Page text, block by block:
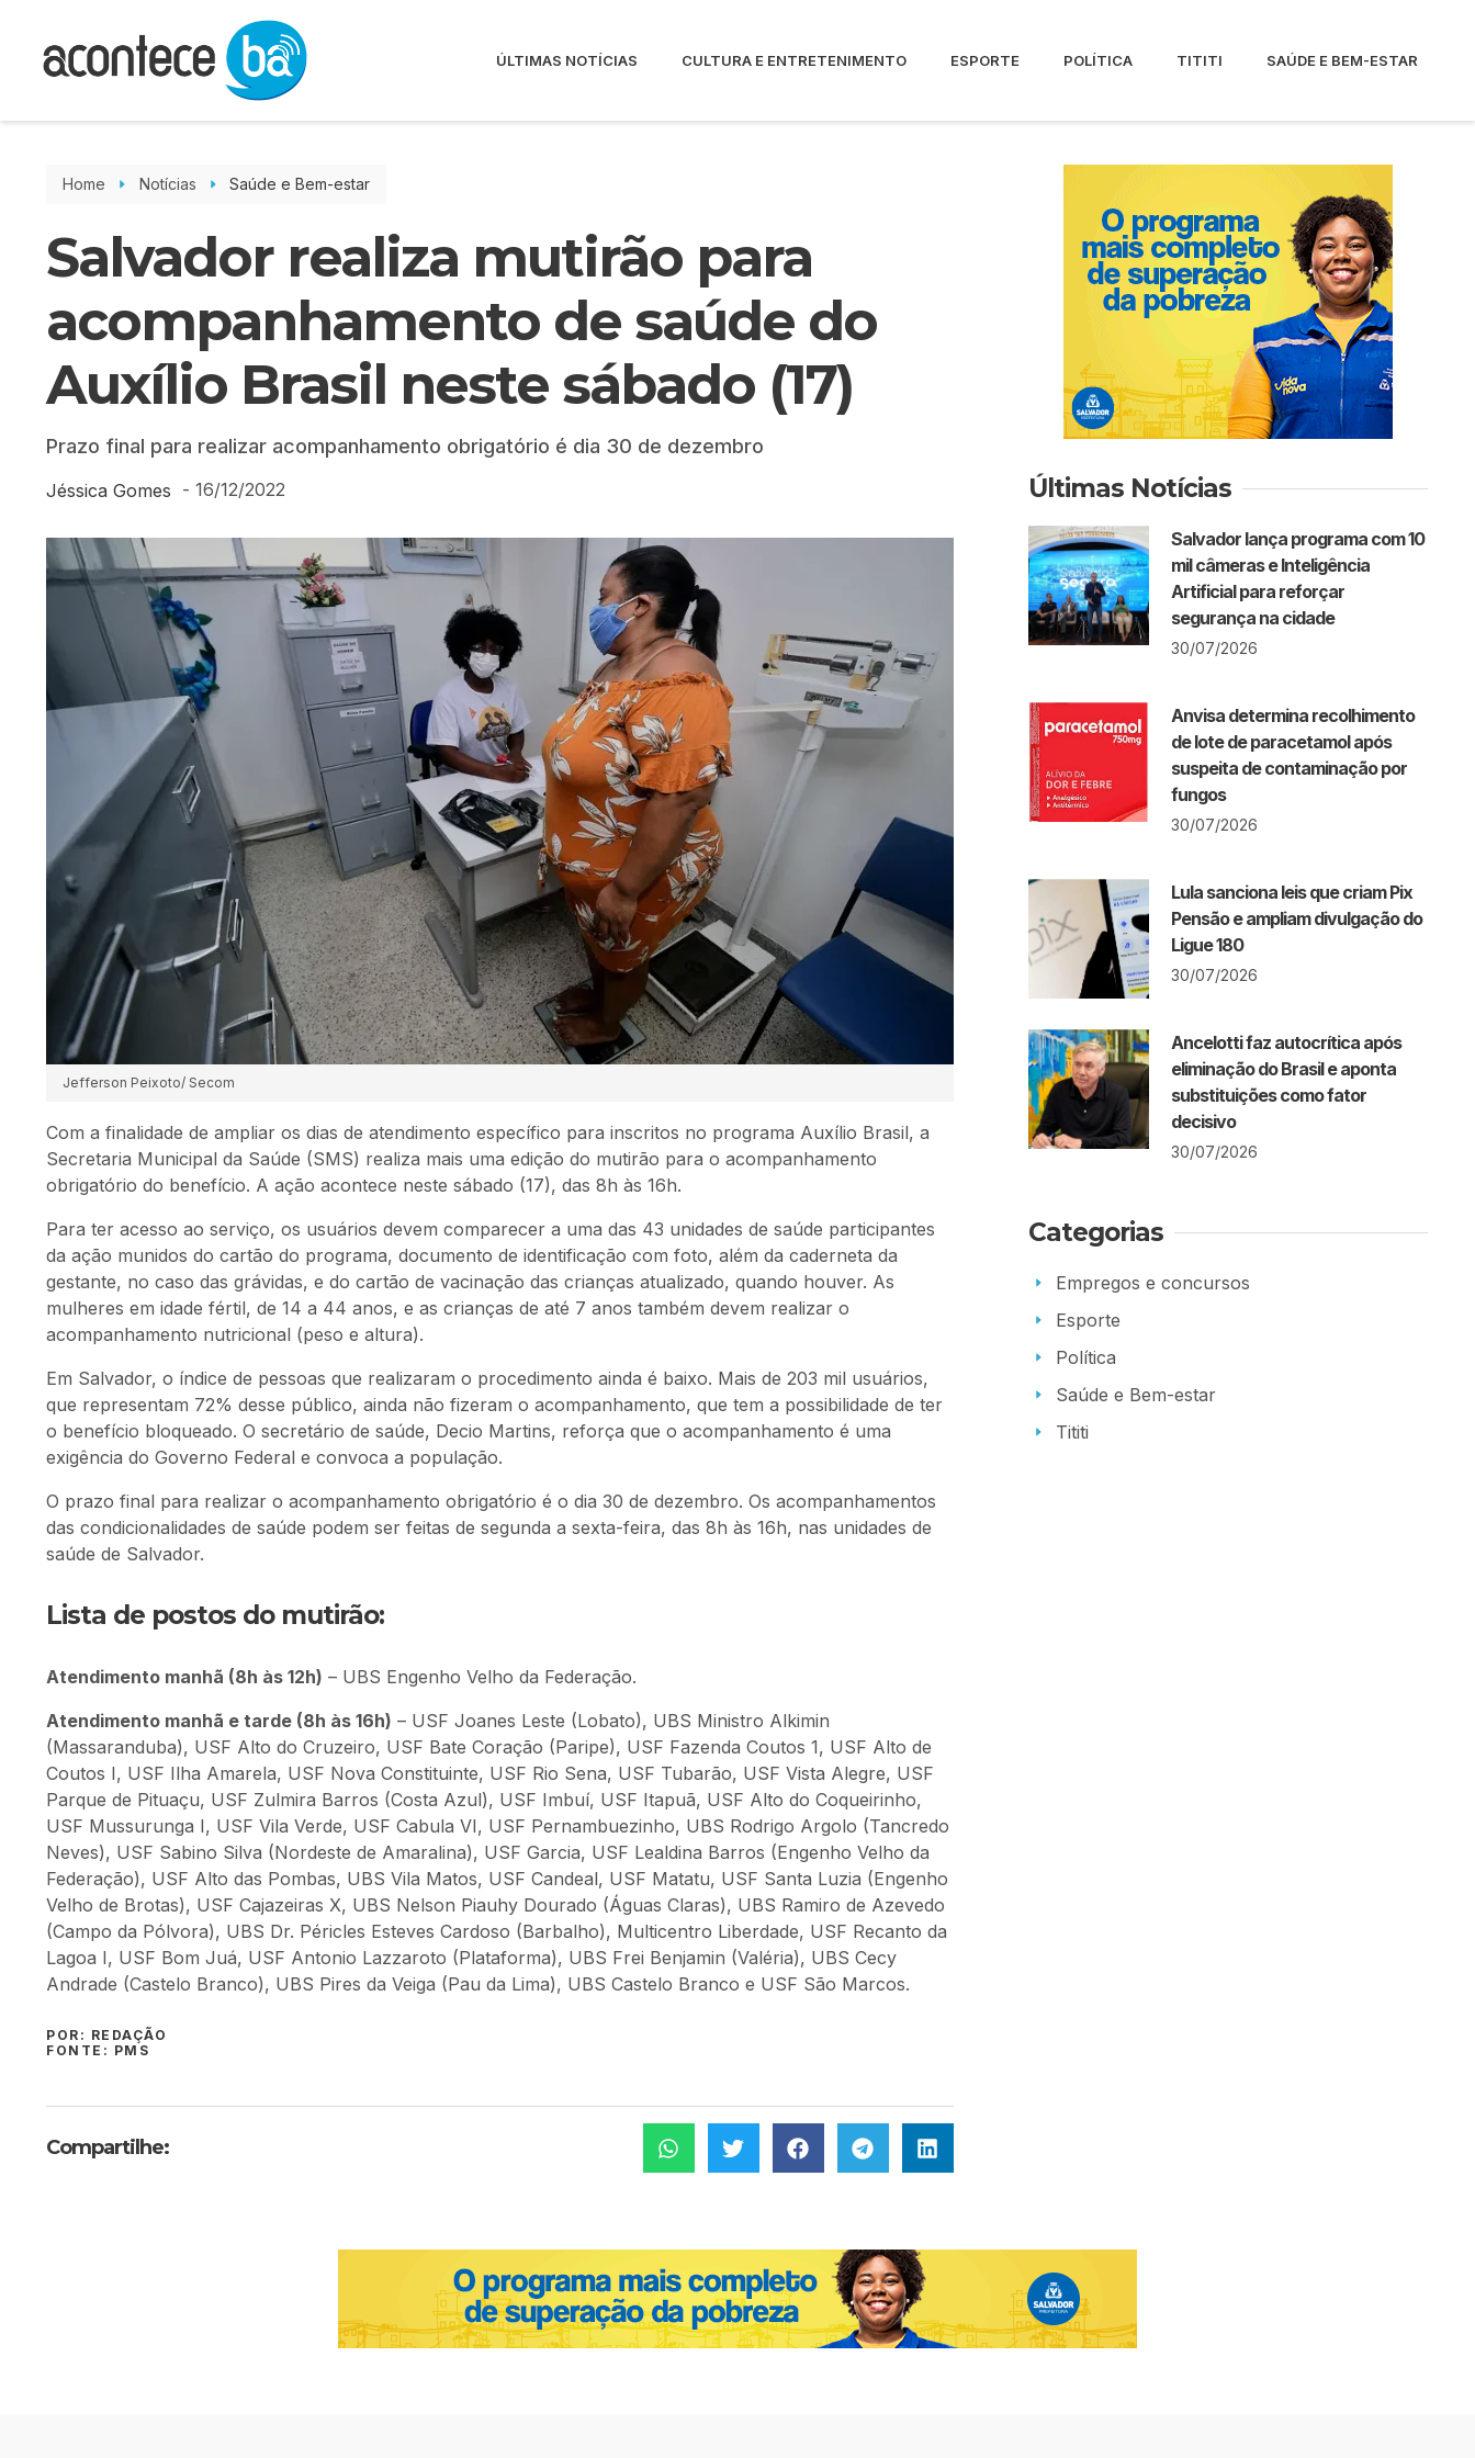
ÚLTIMAS NOTÍCIAS CULTURA E ENTRETENIMENTO ESPORTE POLÍTICA TITITI SAÚDE E BEM-ESTAR
Home Notícias Saúde e Bem-estar
Salvador realiza mutirão para
acompanhamento de saúde do
Auxílio Brasil neste sábado (17)
Prazo final para realizar acompanhamento obrigatório é dia 30 de dezembro
Jéssica Gomes - 16/12/2022
Jefferson Peixoto/ Secom
Com a finalidade de ampliar os dias de atendimento específico para inscritos no programa Auxílio Brasil, a
Secretaria Municipal da Saúde (SMS) realiza mais uma edição do mutirão para o acompanhamento
obrigatório do benefício. A ação acontece neste sábado (17), das 8h às 16h.
Para ter acesso ao serviço, os usuários devem comparecer a uma das 43 unidades de saúde participantes
da ação munidos do cartão do programa, documento de identificação com foto, além da caderneta da
gestante, no caso das grávidas, e do cartão de vacinação das crianças atualizado, quando houver. As
mulheres em idade fértil, de 14 a 44 anos, e as crianças de até 7 anos também devem realizar o
acompanhamento nutricional (peso e altura).
Em Salvador, o índice de pessoas que realizaram o procedimento ainda é baixo. Mais de 203 mil usuários,
que representam 72% desse público, ainda não fizeram o acompanhamento, que tem a possibilidade de ter
o benefício bloqueado. O secretário de saúde, Decio Martins, reforça que o acompanhamento é uma
exigência do Governo Federal e convoca a população.
O prazo final para realizar o acompanhamento obrigatório é o dia 30 de dezembro. Os acompanhamentos
das condicionalidades de saúde podem ser feitas de segunda a sexta-feira, das 8h às 16h, nas unidades de
saúde de Salvador.
Lista de postos do mutirão:
Atendimento manhã (8h às 12h) – UBS Engenho Velho da Federação.
Atendimento manhã e tarde (8h às 16h) – USF Joanes Leste (Lobato), UBS Ministro Alkimin
(Massaranduba), USF Alto do Cruzeiro, USF Bate Coração (Paripe), USF Fazenda Coutos 1, USF Alto de
Coutos I, USF Ilha Amarela, USF Nova Constituinte, USF Rio Sena, USF Tubarão, USF Vista Alegre, USF
Parque de Pituaçu, USF Zulmira Barros (Costa Azul), USF Imbuí, USF Itapuã, USF Alto do Coqueirinho,
USF Mussurunga I, USF Vila Verde, USF Cabula VI, USF Pernambuezinho, UBS Rodrigo Argolo (Tancredo
Neves), USF Sabino Silva (Nordeste de Amaralina), USF Garcia, USF Lealdina Barros (Engenho Velho da
Federação), USF Alto das Pombas, UBS Vila Matos, USF Candeal, USF Matatu, USF Santa Luzia (Engenho
Velho de Brotas), USF Cajazeiras X, UBS Nelson Piauhy Dourado (Águas Claras), UBS Ramiro de Azevedo
(Campo da Pólvora), UBS Dr. Péricles Esteves Cardoso (Barbalho), Multicentro Liberdade, USF Recanto da
Lagoa I, USF Bom Juá, USF Antonio Lazzaroto (Plataforma), UBS Frei Benjamin (Valéria), UBS Cecy
Andrade (Castelo Branco), UBS Pires da Veiga (Pau da Lima), UBS Castelo Branco e USF São Marcos.
POR: REDAÇÃO
FONTE: PMS
Compartilhe:
Últimas Notícias
Salvador lança programa com 10
mil câmeras e Inteligência
Artificial para reforçar
segurança na cidade
30/07/2026
Anvisa determina recolhimento
de lote de paracetamol após
suspeita de contaminação por
fungos
30/07/2026
Lula sanciona leis que criam Pix
Pensão e ampliam divulgação do
Ligue 180
30/07/2026
Ancelotti faz autocrítica após
eliminação do Brasil e aponta
substituições como fator
decisivo
30/07/2026
Categorias
Empregos e concursos
Esporte
Política
Saúde e Bem-estar
Tititi